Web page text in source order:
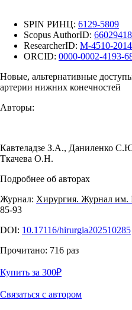
SPIN РИНЦ: 6129-5809
Scopus AuthorID:
ResearcherID: M-4510-2014
ORCID: 0000-0002-4193-
Новые, альтернативные
артерии нижних конечностей
Авторы:
Кавтеладзе З.А., Даниленко
Ткачева О.Н.
Подробнее об авторах
Журнал: Хирургия. Журнал
85‑93
DOI: 10.17116/hirurgia202510285
Прочитано: 716 раз
Купить за 300₽
Связаться с автором